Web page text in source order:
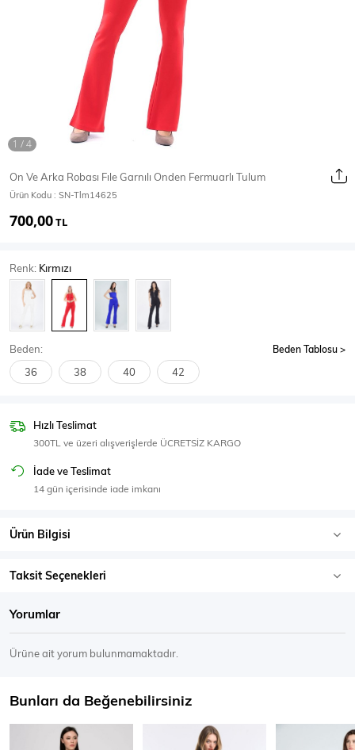
Mont & Kaban
T-SHİRT & BLUZ
T-Shirt
Body Atlet
SPOR GİYİM
Eşofman Üstü
On Ve Arka Robası Fıle Garnılı Onden Fermuarlı Tulum
Ürün Kodu : SN-Tlm14625
700,00TL
Renk: Kırmızı
Beden: Beden Tablosu
36 38 40 42
Hızlı Teslimat
300TL ve üzeri alışverişlerde ÜCRETSİZ KARGO
İade ve Teslimat
14 gün içerisinde iade imkanı
Ürün Bilgisi
Taksit Seçenekleri
Yorumlar
Ürüne ait yorum bulunmamaktadır.
Bunları da Beğenebilirsiniz